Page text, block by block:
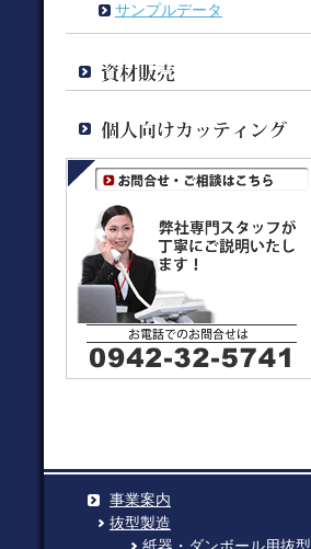
サンプルデータ
事業案内
抜型製造